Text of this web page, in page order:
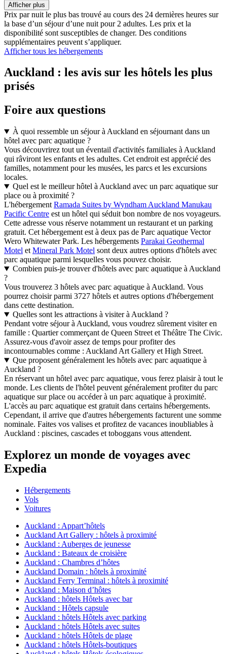
Afficher plus
Prix par nuit le plus bas trouvé au cours des 24 dernières heures sur
la base d’un séjour d’une nuit pour 2 adultes. Les prix et la
disponibilité sont susceptibles de changer. Des conditions
supplémentaires peuvent s’appliquer.
Afficher tous les hébergements
Auckland : les avis sur les hôtels les plus
prisés
Foire aux questions
À quoi ressemble un séjour à Auckland en séjournant dans un
hôtel avec parc aquatique ?
Vous découvrirez tout un éventail d'activités familiales à Auckland
qui râviront les enfants et les adultes. Cet endroit est apprécié des
familles, notamment pour les musées, les parcs et les excursions
locales.
Quel est le meilleur hôtel à Auckland avec un parc aquatique sur
place ou à proximité ?
L'hébergement Ramada Suites by Wyndham Auckland Manukau
Pacific Centre est un hôtel qui séduit bon nombre de nos voyageurs.
Cette adresse vous réserve notamment un restaurant et un parking
gratuit. Cet hébergement est à deux pas de Parc aquatique Vector
Wero Whitewater Park. Les hébergements Parakai Geothermal
Motel et Mineral Park Motel sont deux autres options d'hôtels avec
parc aquatique parmi lesquelles vous pouvez choisir.
Combien puis-je trouver d'hôtels avec parc aquatique à Auckland
?
Vous trouverez 3 hôtels avec parc aquatique à Auckland. Vous
pourrez choisir parmi 3727 hôtels et autres options d'hébergement
dans cette destination.
Quelles sont les attractions à visiter à Auckland ?
Pendant votre séjour à Auckland, vous voudrez sûrement visiter en
famille : Quartier commerçant de Queen Street et Théâtre The Civic.
Assurez-vous d'avoir assez de temps pour profiter des
incontournables comme : Auckland Art Gallery et High Street.
Que proposent généralement les hôtels avec parc aquatique à
Auckland ?
En réservant un hôtel avec parc aquatique, vous ferez plaisir à tout le
monde. Les clients de l'hôtel peuvent généralement profiter du parc
aquatique sur place ou accéder à un parc aquatique à proximité.
L'accès au parc aquatique est gratuit dans certains hébergements.
Cependant, il arrive que d'autres hébergements facturent une somme
nominale. Faites vos valises et profitez de vacances inoubliables à
Auckland : piscines, cascades et toboggans vous attendent.
Explorez un monde de voyages avec
Expedia
Hébergements
Vols
Voitures
Auckland : Appart’hôtels
Auckland Art Gallery : hôtels à proximité
Auckland : Auberges de jeunesse
Auckland : Bateaux de croisière
Auckland : Chambres d’hôtes
Auckland Domain : hôtels à proximité
Auckland Ferry Terminal : hôtels à proximité
Auckland : Maison d’hôtes
Auckland : hôtels Hôtels avec bar
Auckland : Hôtels capsule
Auckland : hôtels Hôtels avec parking
Auckland : hôtels Hôtels avec suites
Auckland : hôtels Hôtels de plage
Auckland : hôtels Hôtels-boutiques